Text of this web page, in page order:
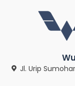
Jl. Urip